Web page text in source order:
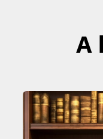
A